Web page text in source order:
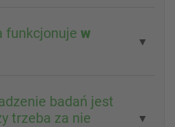
funkcjonuje w
▼
badań jest
trzeba za nie
▼